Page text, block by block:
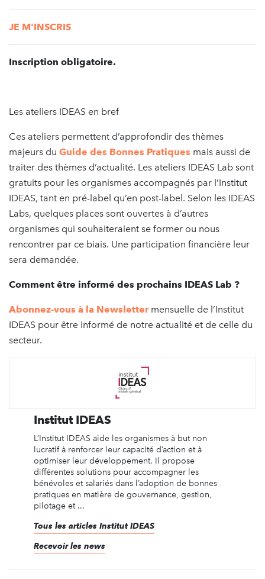
JE M'INSCRIS
Inscription obligatoire.
Les ateliers IDEAS en bref
Ces ateliers permettent d’approfondir des thèmes
majeurs du Guide des Bonnes Pratiques mais aussi de
traiter des thèmes d’actualité. Les ateliers IDEAS Lab sont
gratuits pour les organismes accompagnés par l’Institut
IDEAS, tant en pré-label qu’en post-label. Selon les IDEAS
Labs, quelques places sont ouvertes à d’autres
organismes qui souhaiteraient se former ou nous
rencontrer par ce biais. Une participation financière leur
sera demandée.
Comment être informé des prochains IDEAS Lab ?
Abonnez-vous à la Newslettermensuelle de l’Institut
IDEAS pour être informé de notre actualité et de celle du
secteur.
Institut IDEAS
L’Institut IDEAS aide les organismes à but non
lucratif à renforcer leur capacité d’action et à
optimiser leur développement. Il propose
différentes solutions pour accompagner les
bénévoles et salariés dans l’adoption de bonnes
pratiques en matière de gouvernance, gestion,
pilotage et ...
Tous les articles Institut IDEAS
Recevoir les news